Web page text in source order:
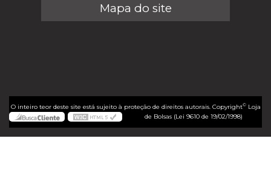
Mapa do site
O inteiro teor deste site está sujeito à proteção de direitos autorais. Copyright©Loja
de Bolsas (Lei 9610 de 19/02/1998)